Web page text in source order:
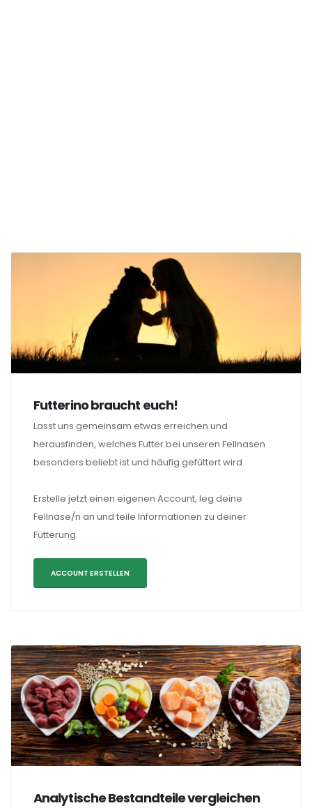
Futterino braucht euch!
Lasst uns gemeinsam etwas erreichen und
herausfinden, welches Futter bei unseren Fellnasen
besonders beliebt ist und häufig gefüttert wird.
Erstelle jetzt einen eigenen Account, leg deine
Fellnase/n an und teile Informationen zu deiner
Fütterung.
ACCOUNT ERSTELLEN
Analytische Bestandteile vergleichen